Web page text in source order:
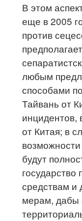
В этом
еще в 2005
против
любым
способами
Тайвань от
инцидентов,
от Китая; в
будут
средствам и
мерам, дабы